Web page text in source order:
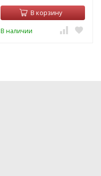
В корзину
В наличии